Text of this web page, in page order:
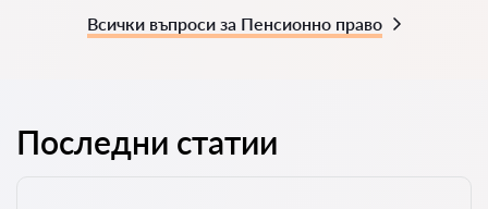
Всички въпроси за Пенсионно право
Последни статии